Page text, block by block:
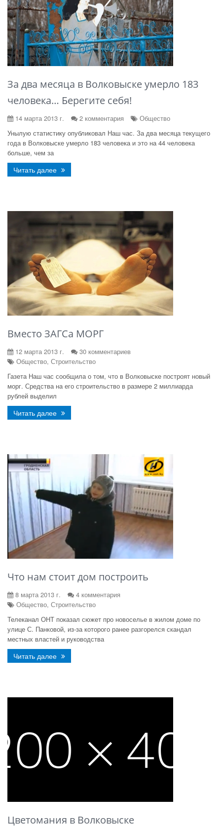
За два месяца в Волковыске умерло 183
человека… Берегите себя!
14 марта 2013 г. 2 комментария
Общество
Унылую статистику опубликовал Наш час. За два месяца текущего
года в Волковыске умерло 183 человека и это на 44 человека
больше, чем за
Читать далее
Вместо ЗАГСа МОРГ
12 марта 2013 г.
30 комментариев
Общество, Строительство
Газета Наш час сообщила о том, что в Волковыске построят новый
морг. Средства на его строительство в размере 2 миллиарда
рублей выделил
Читать далее
Что нам стоит дом построить
8 марта 2013 г.
4 комментария
Общество, Строительство
Телеканал ОНТ показал сюжет про новоселье в жилом доме по
улице С. Панковой, из-за которого ранее разгорелся скандал
местных властей и руководства
Читать далее
Цветомания в Волковыске